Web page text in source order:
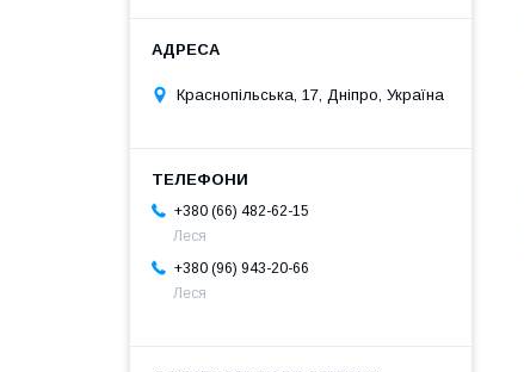
Краснопільська, 17, Дніпро, Україна
+380 (66) 482-62-15
Леся
+380 (96) 943-20-66
Леся